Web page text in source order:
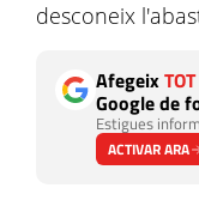
desconeix
Afegeix
Google de
Estigues
ACTIVAR ARA